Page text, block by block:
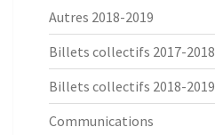
Autres 2018-2019
Billets collectifs 2017-2018
Billets collectifs 2018-2019
Communications